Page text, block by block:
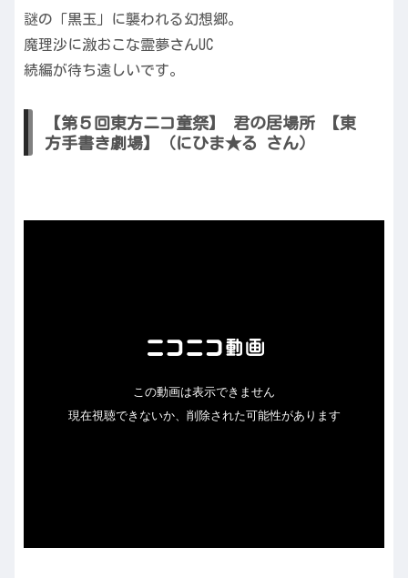
謎の「黒玉」に襲われる幻想郷。
魔理沙に激おこな霊夢さんUC
続編が待ち遠しいです。
【第５回東方ニコ童祭】 君の居場所 【東
方手書き劇場】（にひま★る さん）